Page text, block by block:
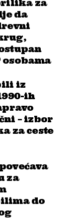
za
da
osobama
iz
ih
– izbor
za ceste
za
do